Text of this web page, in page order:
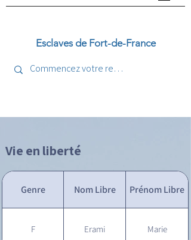
Esclaves de Fort-de-France
Vie en liberté
Genre Nom Libre Prénom Libre
F Erami Marie